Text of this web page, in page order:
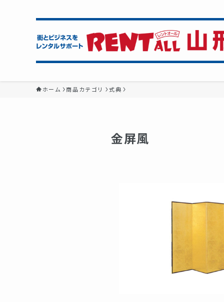
ホーム 商品カテゴリ 式典
金屏風